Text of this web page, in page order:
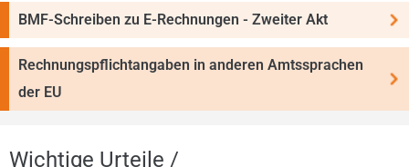
BMF-Schreiben zu E-Rechnungen - Zweiter Akt
Rechnungspflichtangaben in anderen Amtssprachen
der EU
Wichtige Urteile /